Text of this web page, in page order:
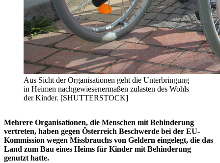
Aus Sicht der Organisationen geht die Unterbringung
in Heimen nachgewiesenermaßen zulasten des Wohls
der Kinder. [SHUTTERSTOCK]
Mehrere Organisationen, die Menschen mit Behinderung
vertreten, haben gegen Österreich Beschwerde bei der EU-
Kommission wegen Missbrauchs von Geldern eingelegt, die das
Land zum Bau eines Heims für Kinder mit Behinderung
genutzt hatte.